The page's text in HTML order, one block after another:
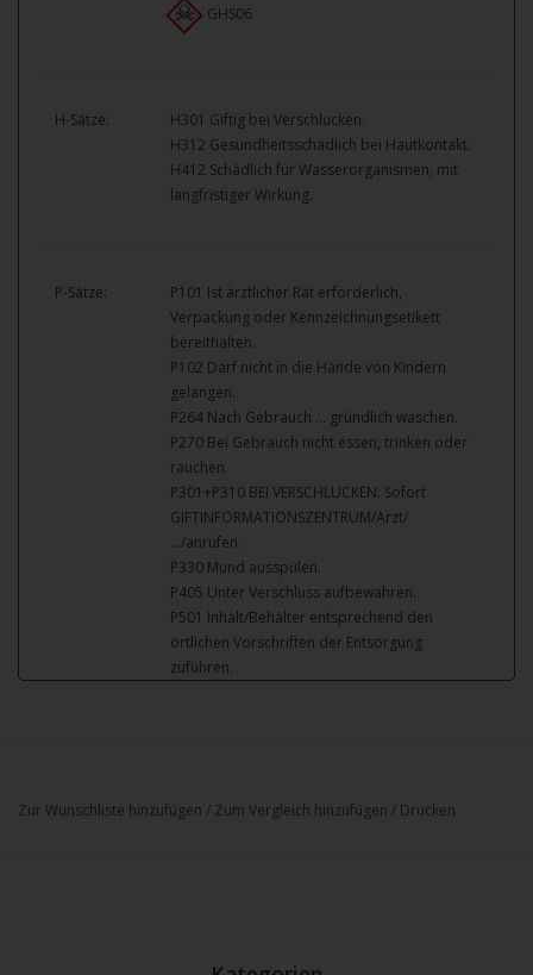
GHS06
H-Sätze:
H301 Giftig bei Verschlucken.
H312 Gesundheitsschädlich bei Hautkontakt.
H412 Schädlich für Wasserorganismen, mit
langfristiger Wirkung.
P-Sätze:
P101 Ist ärztlicher Rat erforderlich,
Verpackung oder Kennzeichnungsetikett
bereithalten.
P102 Darf nicht in die Hände von Kindern
gelangen.
P264 Nach Gebrauch … gründlich waschen.
P270 Bei Gebrauch nicht essen, trinken oder
rauchen.
P301+P310 BEI VERSCHLUCKEN: Sofort
GIFTINFORMATIONSZENTRUM/Arzt/
…/anrufen.
P330 Mund ausspülen.
P405 Unter Verschluss aufbewahren.
P501 Inhalt/Behälter entsprechend den
örtlichen Vorschriften der Entsorgung
zuführen.
Zur Wunschliste hinzufügen / Zum Vergleich hinzufügen / Drucken